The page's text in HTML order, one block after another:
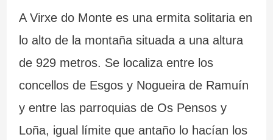
A Virxe do Monte es una ermita solitaria en
lo alto de la montaña situada a una altura
de 929 metros. Se localiza entre los
concellos de Esgos y Nogueira de Ramuín
y entre las parroquias de Os Pensos y
Loña, igual límite que antaño lo hacían los